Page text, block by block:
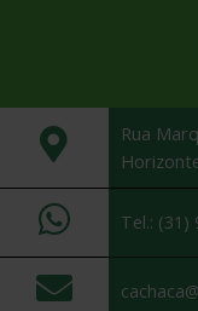
Rua
Tel.: (31)